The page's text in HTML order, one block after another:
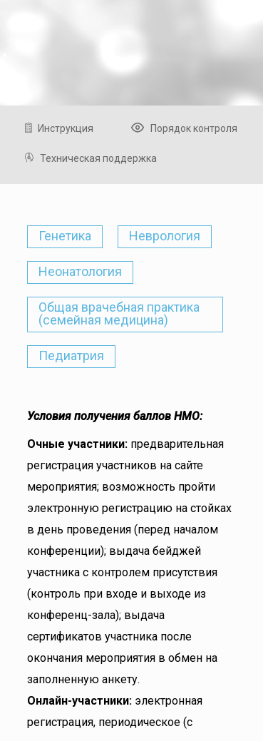
Инструкция Порядок контроля
Техническая поддержка
Генетика Неврология
Неонатология
Общая врачебная практика
(семейная медицина)
Педиатрия
Условия получения баллов НМО:
Очные участники: предварительная
регистрация участников на сайте
мероприятия; возможность пройти
электронную регистрацию на стойках
в день проведения (перед началом
конференции); выдача бейджей
участника с контролем присутствия
(контроль при входе и выходе из
конференц-зала); выдача
сертификатов участника после
окончания мероприятия в обмен на
заполненную анкету.
Онлайн-участники: электронная
регистрация, периодическое (с